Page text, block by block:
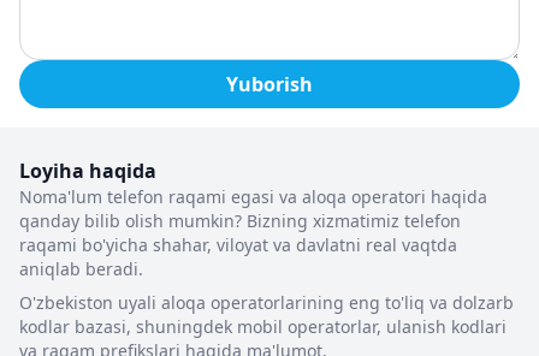
Yuborish
Loyiha haqida
Noma'lum telefon raqami egasi va aloqa operatori haqida
qanday bilib olish mumkin? Bizning xizmatimiz telefon
raqami bo'yicha shahar, viloyat va davlatni real vaqtda
aniqlab beradi.
O'zbekiston uyali aloqa operatorlarining eng to'liq va dolzarb
kodlar bazasi, shuningdek mobil operatorlar, ulanish kodlari
va raqam prefikslari haqida ma'lumot.